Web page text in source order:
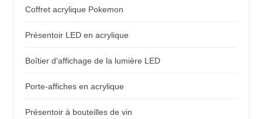
Coffret acrylique Pokemon
Présentoir LED en acrylique
Boîtier d'affichage de la lumière LED
Porte-affiches en acrylique
Présentoir à bouteilles de vin